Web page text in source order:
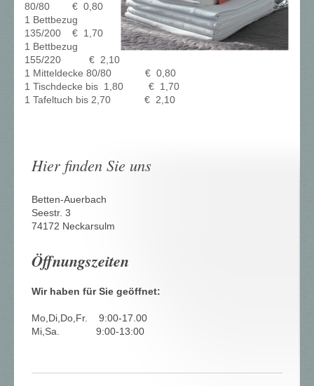
80/80 € 0,80
1 Bettbezug
135/200 € 1,70
1 Bettbezug
155/220 € 2,10
1 Mitteldecke 80/80 € 0,80
1 Tischdecke bis 1,80 € 1,70
1 Tafeltuch bis 2,70 € 2,10
Hier finden Sie uns
Betten-Auerbach
Seestr. 3
74172 Neckarsulm
Öffnungszeiten
Wir haben für Sie geöffnet:
Mo,Di,Do,Fr. 9:00-17.00
Mi,Sa. 9:00-13:00